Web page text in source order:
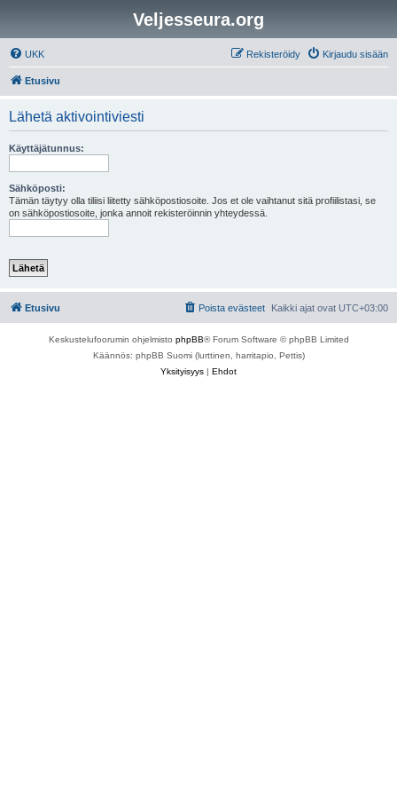
Veljesseura.org
UKK Kirjaudu sisään
Rekisteröidy
Etusivu
Lähetä aktivointiviesti
Käyttäjätunnus:
Sähköposti:
Tämän täytyy olla tiliisi liitetty sähköpostiosoite. Jos et ole vaihtanut sitä profiilistasi, se
on sähköpostiosoite, jonka annoit rekisteröinnin yhteydessä.
Etusivu Kaikki ajat ovat UTC+03:00
Poista evästeet
Keskustelufoorumin ohjelmisto phpBB® Forum Software © phpBB Limited
Käännös: phpBB Suomi (lurttinen, harritapio, Pettis)
Yksityisyys | Ehdot